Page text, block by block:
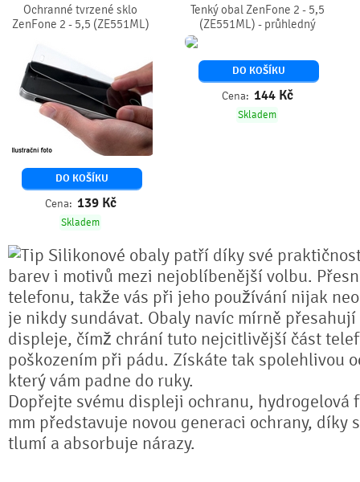
Ochranné tvrzené sklo
ZenFone 2 - 5,5 (ZE551ML)
DO KOŠÍKU
Cena: 139 Kč
Skladem
Tenký obal ZenFone 2 - 5,5
(ZE551ML) - průhledný
DO KOŠÍKU
Cena: 144 Kč
Skladem
Silikonové obaly patří díky své
barev i motivů mezi nejoblíbenější volbu.
telefonu, takže vás při jeho používání nijak
je nikdy sundávat. Obaly navíc mírně
displeje, čímž chrání tuto nejcitlivější část
poškozením při pádu. Získáte tak spolehlivou
který vám padne do ruky.
Dopřejte svému displeji ochranu, hydrogelová
mm představuje novou generaci ochrany, díky
tlumí a absorbuje nárazy.